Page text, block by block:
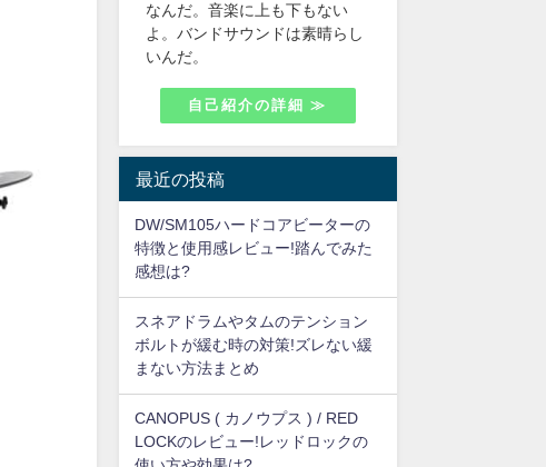
なんだ。音楽に上も下もない
よ。バンドサウンドは素晴らし
いんだ。
自己紹介の詳細 ≫
最近の投稿
DW/SM105ハードコアビーターの
特徴と使用感レビュー!踏んでみた
感想は?
スネアドラムやタムのテンション
ボルトが緩む時の対策!ズレない緩
まない方法まとめ
CANOPUS ( カノウプス ) / RED
LOCKのレビュー!レッドロックの